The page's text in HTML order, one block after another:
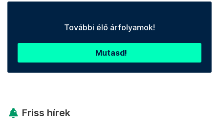
További élő árfolyamok!
Mutasd!
Friss hírek